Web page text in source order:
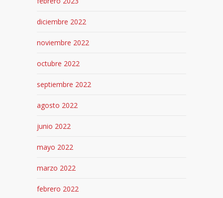
diciembre 2022
noviembre 2022
octubre 2022
septiembre 2022
agosto 2022
junio 2022
mayo 2022
marzo 2022
febrero 2022